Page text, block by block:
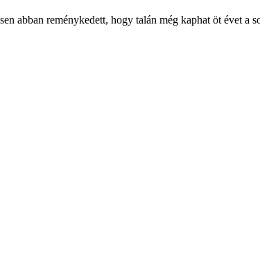
abban reménykedett, hogy talán még kaphat öt évet a